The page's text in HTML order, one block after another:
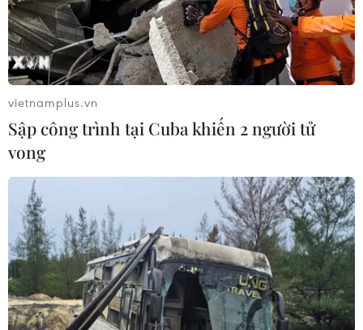
vietnamplus.vn
Sập công trình tại Cuba khiến 2 người tử
vong